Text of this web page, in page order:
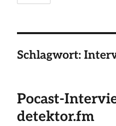
Schlagwort:
Pocast-
detektor.fm